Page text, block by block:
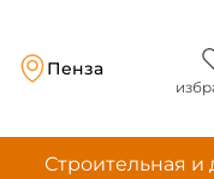
Пенза
Строительная и